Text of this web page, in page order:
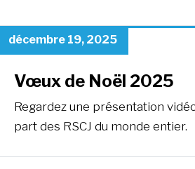
décembre 19, 2025
Vœux de Noël 2025
Regardez une présentation
part des RSCJ du monde entier.